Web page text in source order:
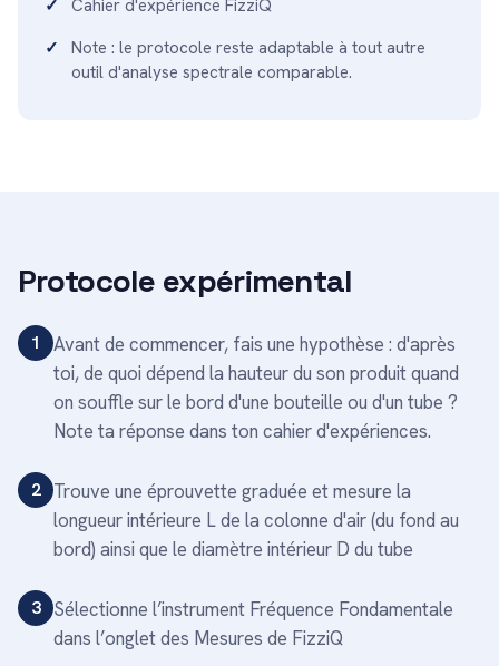
Cahier d'expérience FizziQ
Note : le protocole reste adaptable à tout autre
outil d'analyse spectrale comparable.
Protocole expérimental
1
Avant de commencer, fais une hypothèse : d'après
toi, de quoi dépend la hauteur du son produit quand
on souffle sur le bord d'une bouteille ou d'un tube ?
Note ta réponse dans ton cahier d'expériences.
2 Trouve une éprouvette graduée et mesure la
longueur intérieure L de la colonne d'air (du fond au
bord) ainsi que le diamètre intérieur D du tube
3 Sélectionne l’instrument Fréquence Fondamentale
dans l’onglet des Mesures de FizziQ